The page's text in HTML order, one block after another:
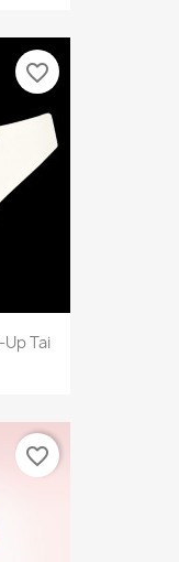
Tai
favorite_border
favorite_border